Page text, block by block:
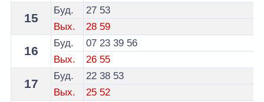
15
Буд. 27 53
Вых.
28 59
16
Буд. 07 23 39 56
Вых.
26 55
17
Буд. 22 38 53
Вых.
25 52